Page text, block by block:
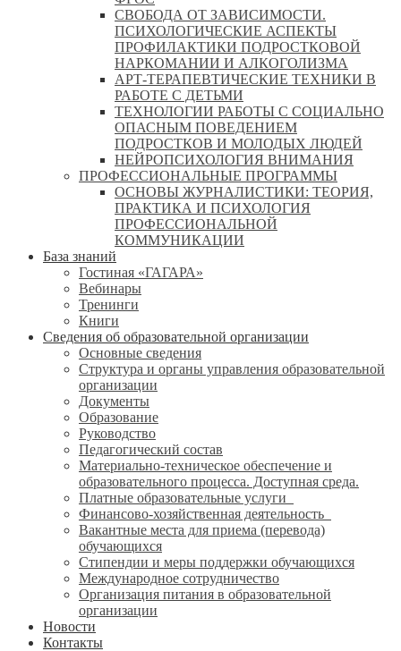
СВОБОДА ОТ ЗАВИСИМОСТИ.
ПСИХОЛОГИЧЕСКИЕ АСПЕКТЫ
ПРОФИЛАКТИКИ ПОДРОСТКОВОЙ
НАРКОМАНИИ И АЛКОГОЛИЗМА
АРТ-ТЕРАПЕВТИЧЕСКИЕ ТЕХНИКИ В
РАБОТЕ С ДЕТЬМИ
ТЕХНОЛОГИИ РАБОТЫ С СОЦИАЛЬНО
ОПАСНЫМ ПОВЕДЕНИЕМ
ПОДРОСТКОВ И МОЛОДЫХ ЛЮДЕЙ
НЕЙРОПСИХОЛОГИЯ ВНИМАНИЯ
ПРОФЕССИОНАЛЬНЫЕ ПРОГРАММЫ
ОСНОВЫ ЖУРНАЛИСТИКИ: ТЕОРИЯ,
ПРАКТИКА И ПСИХОЛОГИЯ
ПРОФЕССИОНАЛЬНОЙ
КОММУНИКАЦИИ
База знаний
Гостиная «ГАГАРА»
Вебинары
Тренинги
Книги
Сведения об образовательной организации
Основные сведения
Структура и органы управления образовательной
организации
Документы
Образование
Руководство
Педагогический состав
Материально-техническое обеспечение и
образовательного процесса. Доступная среда.
Платные образовательные услуги
Финансово-хозяйственная деятельность
Вакантные места для приема (перевода)
обучающихся
Стипендии и меры поддержки обучающихся
Международное сотрудничество
Организация питания в образовательной
организации
Новости
Контакты